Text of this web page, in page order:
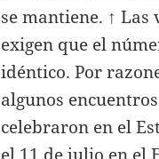
se mantiene. ↑
exigen que el
idéntico. Por
algunos
celebraron en el